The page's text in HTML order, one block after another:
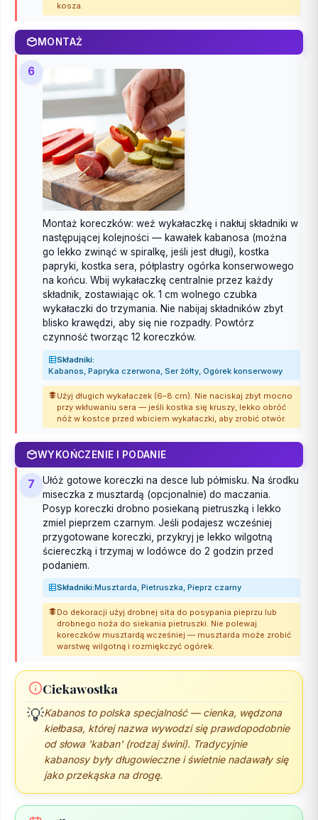
kosza.
MONTAŻ
6
Montaż koreczków: weź wykałaczkę i nakłuj składniki w
następującej kolejności — kawałek kabanosa (można
go lekko zwinąć w spiralkę, jeśli jest długi), kostka
papryki, kostka sera, półplastry ogórka konserwowego
na końcu. Wbij wykałaczkę centralnie przez każdy
składnik, zostawiając ok. 1 cm wolnego czubka
wykałaczki do trzymania. Nie nabijaj składników zbyt
blisko krawędzi, aby się nie rozpadły. Powtórz
czynność tworząc 12 koreczków.
Składniki:
Kabanos, Papryka czerwona, Ser żółty, Ogórek konserwowy
Użyj długich wykałaczek (6–8 cm). Nie naciskaj zbyt mocno
przy wkłuwaniu sera — jeśli kostka się kruszy, lekko obróć
nóż w kostce przed wbiciem wykałaczki, aby zrobić otwór.
WYKOŃCZENIE I PODANIE
7
Ułóż gotowe koreczki na desce lub półmisku. Na środku
miseczka z musztardą (opcjonalnie) do maczania.
Posyp koreczki drobno posiekaną pietruszką i lekko
zmiel pieprzem czarnym. Jeśli podajesz wcześniej
przygotowane koreczki, przykryj je lekko wilgotną
ściereczką i trzymaj w lodówce do 2 godzin przed
podaniem.
Składniki:Musztarda, Pietruszka, Pieprz czarny
Do dekoracji użyj drobnej sita do posypania pieprzu lub
drobnego noża do siekania pietruszki. Nie polewaj
koreczków musztardą wcześniej — musztarda może zrobić
warstwę wilgotną i rozmiękczyć ogórek.
Ciekawostka
💡Kabanos to polska specjalność — cienka, wędzona
kiełbasa, której nazwa wywodzi się prawdopodobnie
od słowa 'kaban' (rodzaj świni). Tradycyjnie
kabanosy były długowieczne i świetnie nadawały się
jako przekąska na drogę.